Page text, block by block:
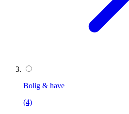
Bolig & have
(4)